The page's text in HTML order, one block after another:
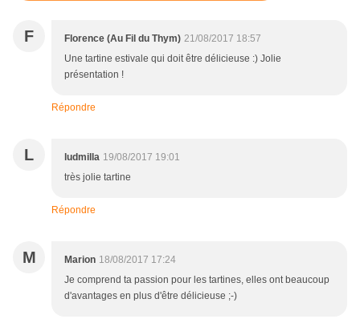
F Florence (Au Fil du Thym) 21/08/2017 18:57
Une tartine estivale qui doit être délicieuse :) Jolie
présentation !
Répondre
L ludmilla 19/08/2017 19:01
très jolie tartine
Répondre
M Marion 18/08/2017 17:24
Je comprend ta passion pour les tartines, elles ont beaucoup
d'avantages en plus d'être délicieuse ;-)